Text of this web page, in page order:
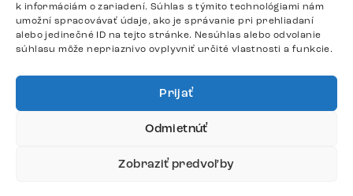
k informáciám o zariadení. Súhlas s týmito technológiami nám
umožní spracovávať údaje, ako je správanie pri prehliadaní
alebo jedinečné ID na tejto stránke. Nesúhlas alebo odvolanie
súhlasu môže nepriaznivo ovplyvniť určité vlastnosti a funkcie.
Prijať
Odmietnúť
Zobraziť predvoľby
Potrebujete radu? Ozvite sa.
+420 770 313 313
Po – Pia: 9:00 – 17:00
podpora@delife-shop.sk